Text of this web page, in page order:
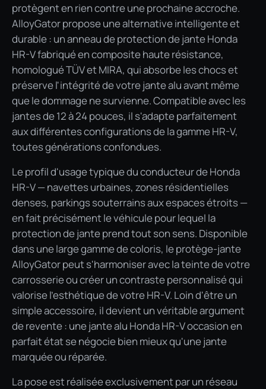
protègent en rien contre une prochaine accroche.
AlloyGator propose une alternative intelligente et
durable : un anneau de protection de jante Honda
HR-V fabriqué en composite haute résistance,
homologué TÜV et MIRA, qui absorbe les chocs et
préserve l'intégrité de votre jante alu avant même
que le dommage ne survienne. Compatible avec les
jantes de 12 à 24 pouces, il s'adapte parfaitement
aux différentes configurations de la gamme HR-V,
toutes générations confondues.
Le profil d'usage typique du conducteur de Honda
HR-V — navettes urbaines, zones résidentielles
denses, parkings souterrains aux espaces étroits —
en fait précisément le véhicule pour lequel la
protection de jante prend tout son sens. Disponible
dans une large gamme de coloris, le protège-jante
AlloyGator peut s'harmoniser avec la teinte de votre
carrosserie ou créer un contraste personnalisé qui
valorise l'esthétique de votre HR-V. Loin d'être un
simple accessoire, il devient un véritable argument
de revente : une jante alu Honda HR-V occasion en
parfait état se négocie bien mieux qu'une jante
marquée ou réparée.
La pose est réalisée exclusivement par un réseau